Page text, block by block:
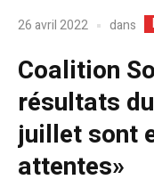
26 avril 2022 dans
Coalition
résultats
juillet sont
attentes»